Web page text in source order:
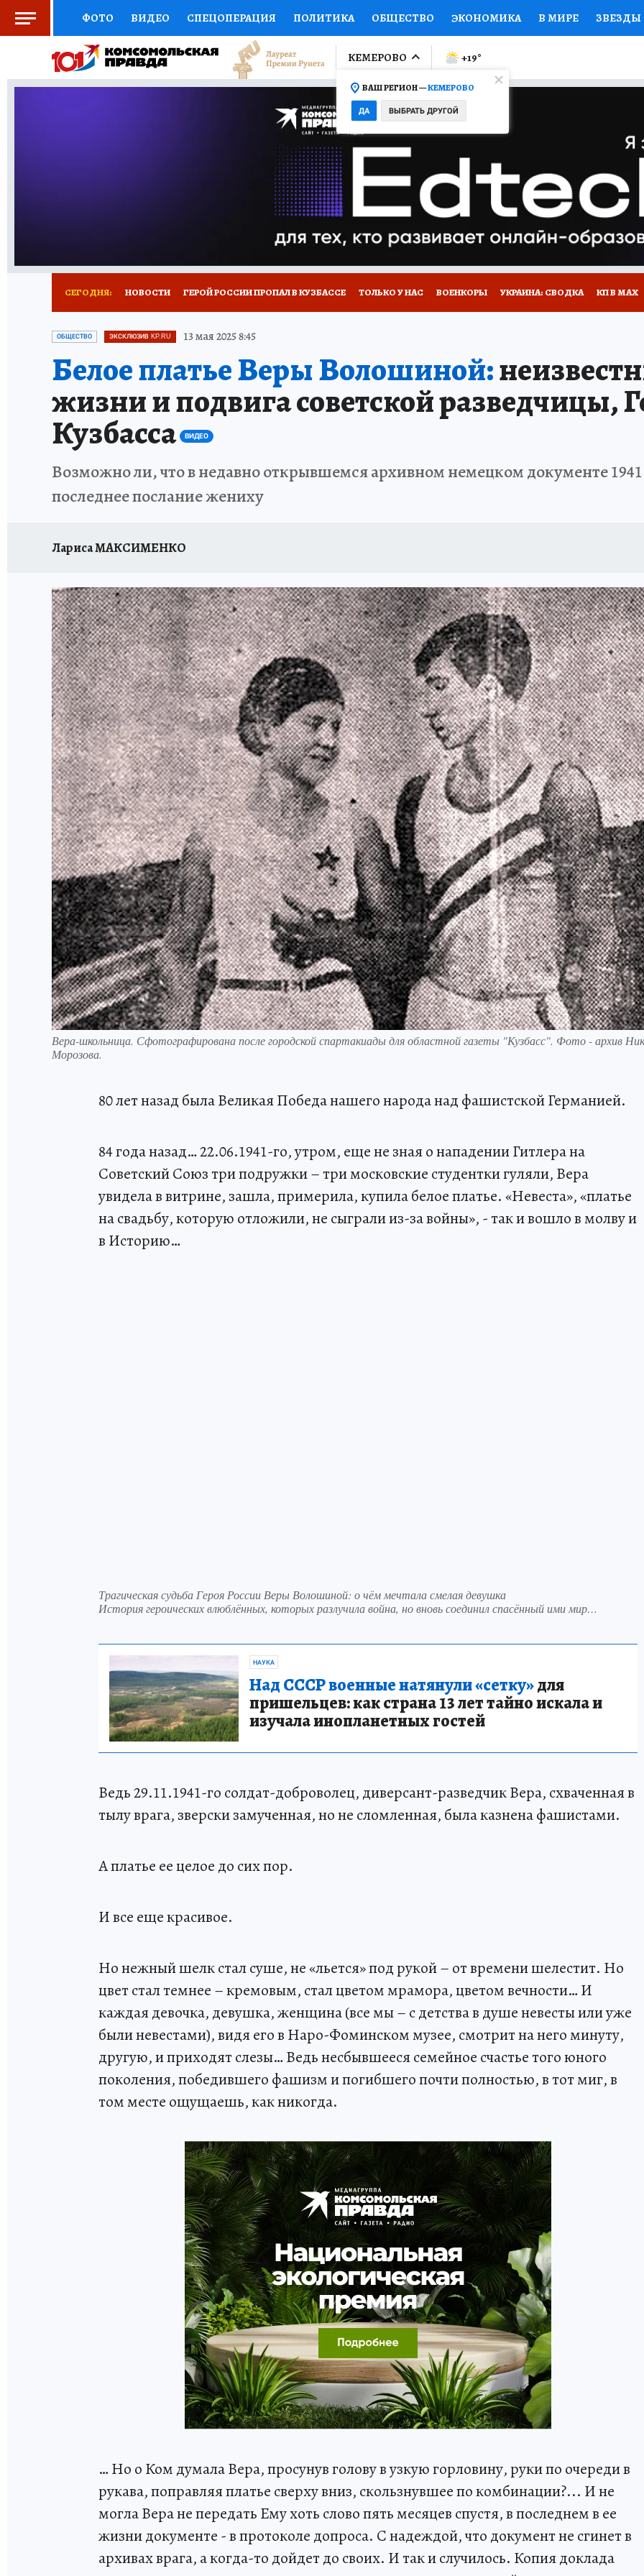
ФОТО ВИДЕО СПЕЦОПЕРАЦИЯ ПОЛИТИКА ОБЩЕСТВО ЭКОНОМИКА В МИРЕ ЗВЕЗДЫ
СОЦПОДДЕРЖКА НАУКА СПОРТ КОЛУМНИСТЫ ПРОИСШЕСТВИЯ
ВЫБОР ЭКСПЕРТОВ ДОКТОР ФИНАНСЫ ОТКРЫВАЕМ МИР Я ЗНАЮ СЕМЬЯ ЖЕНСКИЕ
ПРОГНОЗЫ НА СПОРТ ПРОМОКОДЫ СЕРИАЛЫ
ТЕЛЕВИЗОР КОНКУРСЫ РАБОТА У НАС ГИД ПОТРЕБИТЕЛЯ
НОВОЕ НА САЙТЕ
КЕМЕРОВО
ВАШ РЕГИОН —КЕМЕРОВО
ДА ВЫБРАТЬ ДРУГОЙ
+19°
СЕГОДНЯ: НОВОСТИ ГЕРОЙ РОССИИ ПРОПАЛ В КУЗБАССЕ ТОЛЬКО У НАС ВОЕНКОРЫ УКРАИНА: СВОДКА КП В МАХ
ЗАПОВЕДНАЯ РОССИЯ ПРОИСШЕСТВИЯ
ОБЩЕСТВО ЭКСКЛЮЗИВ KP.RU 13 мая 2025 8:45
Белое платье Веры Волошиной:
жизни и подвига советской разведчицы,
Кузбасса ВИДЕО
Возможно ли, что в недавно открывшемся архивном немецком документе
последнее послание жениху
Лариса МАКСИМЕНКО
Вера-школьница. Сфотографирована после городской спартакиады для областной газеты "Кузбасс". Фото - архив
Морозова.
80 лет назад была Великая Победа нашего народа над фашистской Германией.
84 года назад… 22.06.1941-го, утром, еще не зная о нападении Гитлера на
Советский Союз три подружки – три московские студентки гуляли, Вера
увидела в витрине, зашла, примерила, купила белое платье. «Невеста», «платье
на свадьбу, которую отложили, не сыграли из-за войны», - так и вошло в молву и
в Историю…
Трагическая судьба Героя России Веры Волошиной: о чём мечтала смелая девушка
История героических влюблённых, которых разлучила война, но вновь соединил спасённый ими мир…
НАУКА
Над СССР военные натянули «сетку»для
пришельцев: как страна 13 лет тайно искала и
изучала инопланетных гостей
Ведь 29.11.1941-го солдат-доброволец, диверсант-разведчик Вера, схваченная в
тылу врага, зверски замученная, но не сломленная, была казнена фашистами.
А платье ее целое до сих пор.
И все еще красивое.
Но нежный шелк стал суше, не «льется» под рукой – от времени шелестит. Но
цвет стал темнее – кремовым, стал цветом мрамора, цветом вечности… И
каждая девочка, девушка, женщина (все мы – с детства в душе невесты или уже
были невестами), видя его в Наро-Фоминском музее, смотрит на него минуту,
другую, и приходят слезы… Ведь несбывшееся семейное счастье того юного
поколения, победившего фашизм и погибшего почти полностью, в тот миг, в
том месте ощущаешь, как никогда.
… Но о Ком думала Вера, просунув голову в узкую горловину, руки по очереди в
рукава, поправляя платье сверху вниз, скользнувшее по комбинации?... И не
могла Вера не передать Ему хоть слово пять месяцев спустя, в последнем в ее
жизни документе - в протоколе допроса. С надеждой, что документ не сгинет в
архивах врага, а когда-то дойдет до своих. И так и случилось. Копия доклада